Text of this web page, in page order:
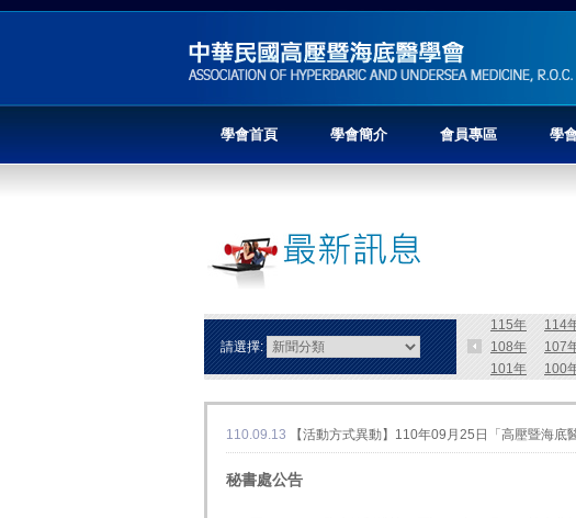
學會首頁 學會簡介 會員專區 學
請選擇:
115年 114
108年
107
101年
100
110.09.13 【活動方式異動】110年09月25日「高壓暨海底
秘書處公告